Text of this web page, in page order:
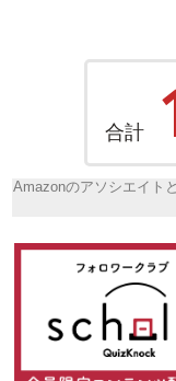
合計
Amazonのアソシエイト